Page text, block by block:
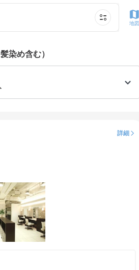
地図
染め含む）
詳細